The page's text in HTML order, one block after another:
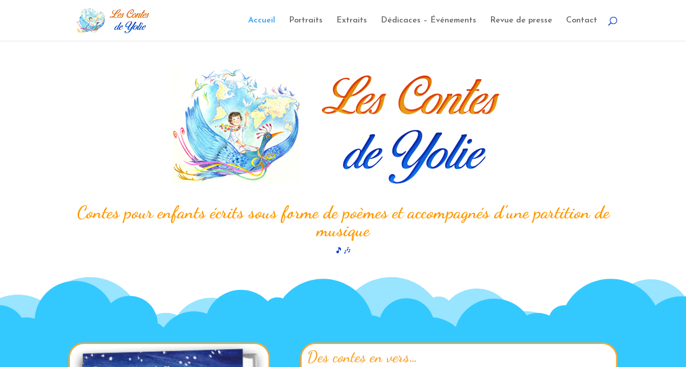
Accueil Portraits Extraits Dédicaces – Événements Revue de presse Contact
Contes pour enfants écrits sous forme de poèmes et accompagnés d’une partition de
musique
🎵🎶
Des contes en vers…